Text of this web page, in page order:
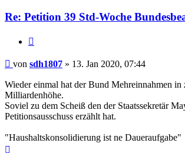
Re: Petition 39 Std-Woche
Beitrag
von sdh1807 » 13. Jan 2020, 07:44
Wieder einmal hat der Bund Mehreinnahmen in
Milliardenhöhe.
Soviel zu dem Scheiß den der Staatssekretär
Petitionsausschuss erzählt hat.
"Haushaltskonsolidierung ist ne Daueraufgabe"